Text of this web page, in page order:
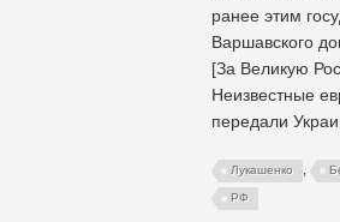
ранее этим
Варшавского
[За Великую
Неизвестные
передали
Лукашенко ,
РФ